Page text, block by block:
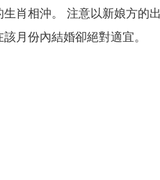
肖相沖。 注意以新娘方的
月份內結婚卻絕對適宜。